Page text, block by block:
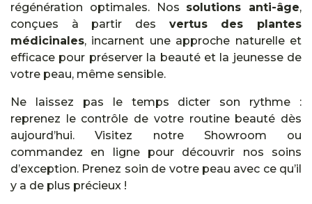
régénération optimales. Nos solutions anti-âge,
conçues à partir des vertus des plantes
médicinales, incarnent une approche naturelle et
efficace pour préserver la beauté et la jeunesse de
votre peau, même sensible.
Ne laissez pas le temps dicter son rythme :
reprenez le contrôle de votre routine beauté dès
aujourd’hui. Visitez notre Showroom ou
commandez en ligne pour découvrir nos soins
d’exception. Prenez soin de votre peau avec ce qu’il
y a de plus précieux !